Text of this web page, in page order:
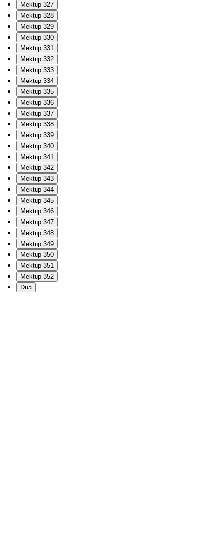
Mektup 327
Mektup 328
Mektup 329
Mektup 330
Mektup 331
Mektup 332
Mektup 333
Mektup 334
Mektup 335
Mektup 336
Mektup 337
Mektup 338
Mektup 339
Mektup 340
Mektup 341
Mektup 342
Mektup 343
Mektup 344
Mektup 345
Mektup 346
Mektup 347
Mektup 348
Mektup 349
Mektup 350
Mektup 351
Mektup 352
Dua